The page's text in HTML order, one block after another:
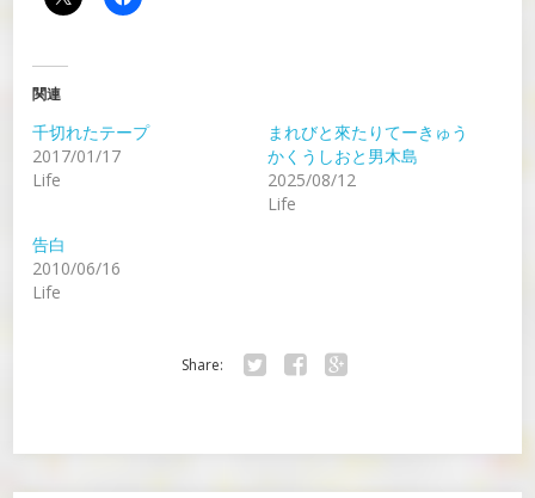
関連
千切れたテープ
2017/01/17
Life
まれびと來たりてーきゅう
かくうしおと男木島
2025/08/12
Life
告白
2010/06/16
Life
Share: